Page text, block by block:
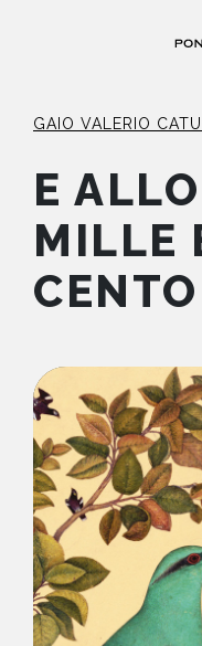
GAIO VALERIO
E
MILLE
CENTO